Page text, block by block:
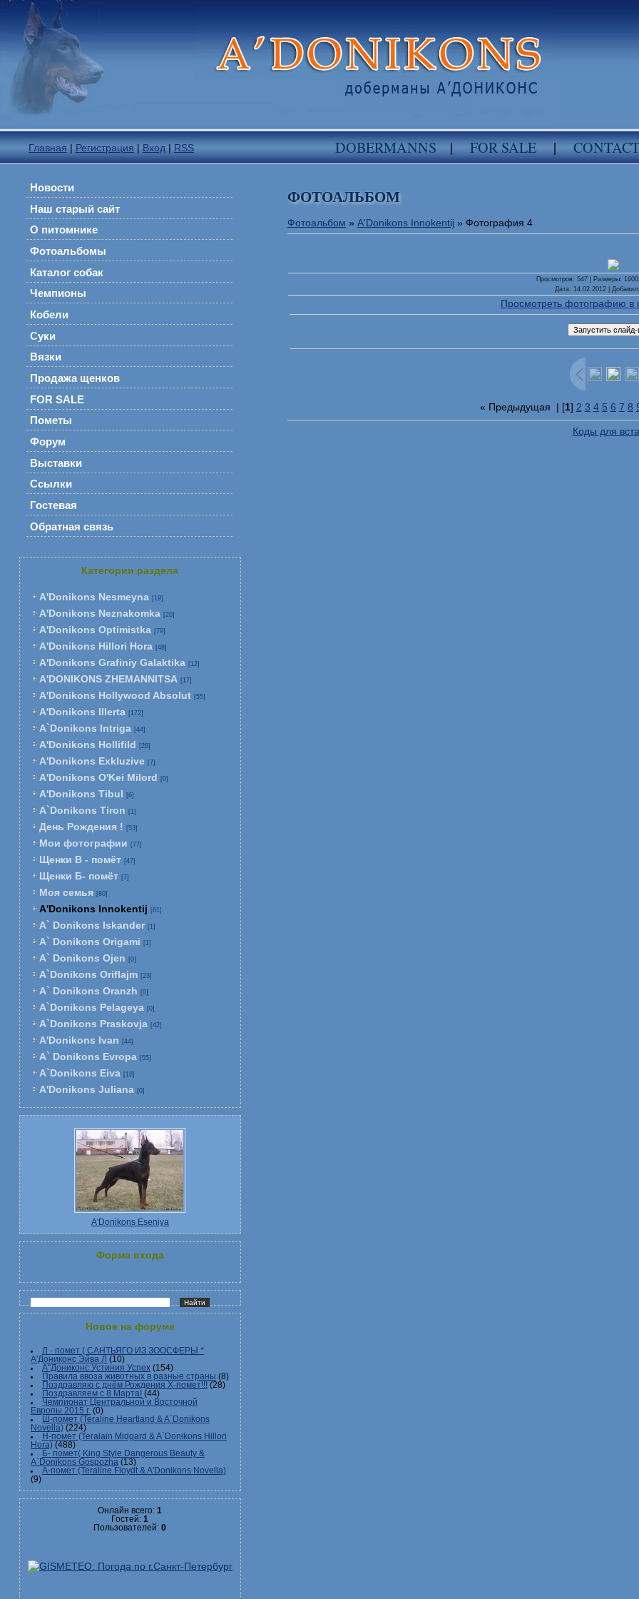
Главная | Регистрация | Вход | RSS DOBERMANNS|FOR SALE|CONTACT
Новости
Наш старый сайт
О питомнике
Фотоальбомы
Каталог собак
Чемпионы
Кобели
Суки
Вязки
Продажа щенков
FOR SALE
Пометы
Форум
Выставки
Ссылки
Гостевая
Обратная связь
Категории раздела
A'Donikons Nesmeyna [19]
A'Donikons Neznakomka [20]
A'Donikons Optimistka [79]
A'Donikons Hillori Hora [48]
A'Donikons Grafiniy Galaktika [12]
A'DONIKONS ZHEMANNITSA [17]
A'Donikons Hollywood Absolut [55]
A'Donikons Illerta [172]
A`Donikons Intriga [44]
A'Donikons Hollifild [28]
A'Donikons Exkluzive [7]
A'Donikons O'Kei Milord [0]
A'Donikons Tibul [6]
A`Donikons Tiron [1]
День Рождения ! [53]
Мои фотографии [77]
Щенки В - помёт [47]
Щенки Б- помёт [7]
Моя семья [80]
A'Donikons Innokentij [61]
A` Donikons Iskander [1]
A` Donikons Origami [1]
A` Donikons Ojen [0]
A`Donikons Oriflajm [23]
A` Donikons Oranzh [0]
A`Donikons Pelageya [0]
A`Donikons Praskovja [42]
A'Donikons Ivan [44]
A` Donikons Evropa [55]
A`Donikons Eiva [18]
A'Donikons Juliana [0]
A'Donikons Eseniya
Форма входа
Новое на форуме
Л - помет ( САНТЬЯГО ИЗ ЗООСФЕРЫ *
А'Дониконс Эйва Л (10)
А"Дониконс Устиния Успех (154)
Правила ввоза животных в разные страны (8)
Поздравляю с днём Рождения Х-помет!!! (28)
Поздравляем с 8 Марта! (44)
Чемпионат Центральной и Восточной
Европы 2015 г. (0)
Ш-помет (Teraline Heartland & A`Donikons
Novella) (224)
Н-помет (Teralain Midgard & A`Donikons Hillori
Hora) (488)
Б- помет( King Style Dangerous Beauty &
A`Donikons Gospozha (13)
А-помет (Teraline Floydt & A'Donikons Novella)
(9)
Онлайн всего:1
Гостей:1
Пользователей:0
ФОТОАЛЬБОМ
Фотоальбом »A'Donikons Innokentij » Фотография 4
Просмотров: 547 | Размеры:
Дата: 14.02.2012 | Добавил:
Просмотреть фотографию в
« Предыдущая | [1] 2 3 4 5 6 7 8
Коды для